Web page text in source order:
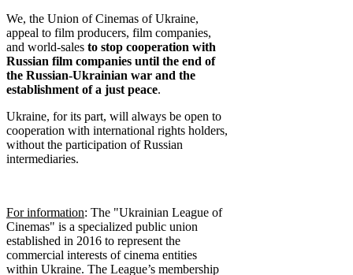
We, the Union of Cinemas of Ukraine,
appeal to film producers, film companies,
and world-sales to stop cooperation with
Russian film companies until the end of
the Russian-Ukrainian war and the
establishment of a just peace.
Ukraine, for its part, will always be open to
cooperation with international rights holders,
without the participation of Russian
intermediaries.
For information: The "Ukrainian League of
Cinemas" is a specialized public union
established in 2016 to represent the
commercial interests of cinema entities
within Ukraine. The League’s membership